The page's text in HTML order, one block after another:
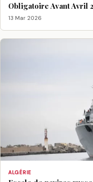
Obligatoire Avant Avril
13 Mar 2026
ALGÉRIE